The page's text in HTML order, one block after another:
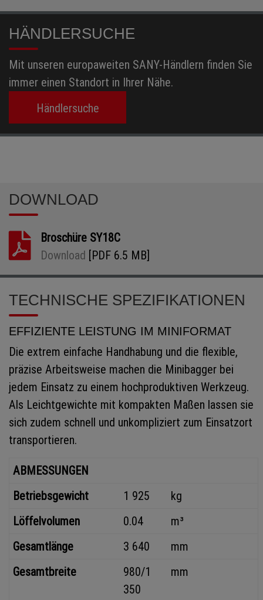
HÄNDLERSUCHE
Mit unseren europaweiten SANY-Händlern finden Sie
immer einen Standort in Ihrer Nähe.
Händlersuche
DOWNLOAD
Broschüre SY18C
Download [PDF 6.5 MB]
TECHNISCHE SPEZIFIKATIONEN
EFFIZIENTE LEISTUNG IM MINIFORMAT
Die extrem einfache Handhabung und die flexible,
präzise Arbeitsweise machen die Minibagger bei
jedem Einsatz zu einem hochproduktiven Werkzeug.
Als Leichtgewichte mit kompakten Maßen lassen sie
sich zudem schnell und unkompliziert zum Einsatzort
transportieren.
ABMESSUNGEN
Betriebsgewicht
1 925
kg
Löffelvolumen
0.04
m³
Gesamtlänge
3 640
mm
Gesamtbreite
980/1
350
mm